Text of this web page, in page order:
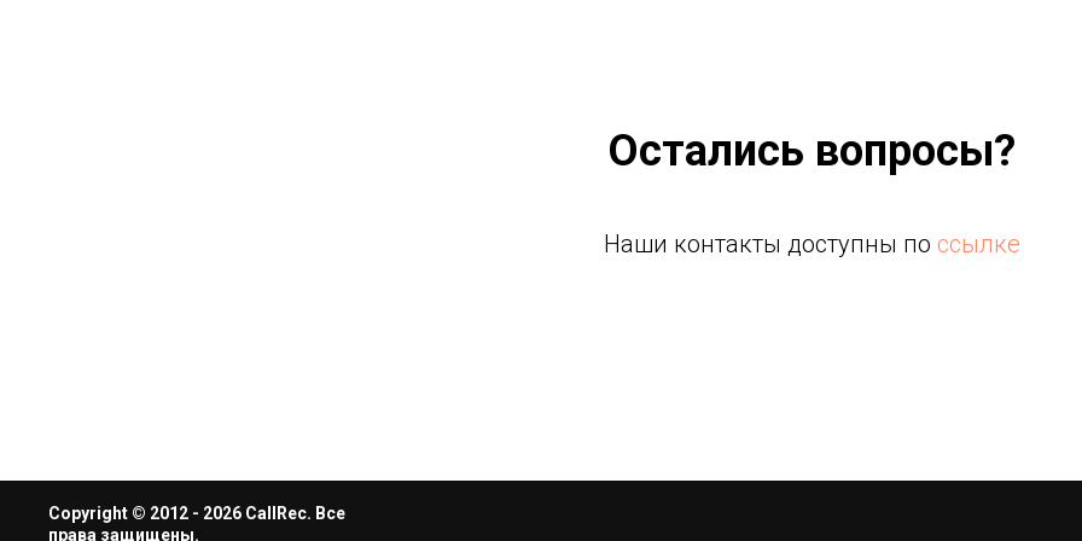
Остались вопросы?
Наши контакты доступны по ссылке
Copyright © 2012 - 2026 CallRec. Все
права защищены.